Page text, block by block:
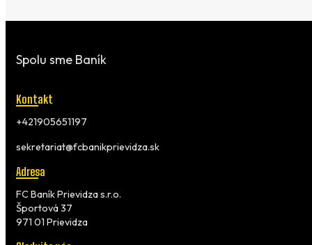
Spolu sme Baník
Kontakt
+421905651197
sekretariat@fcbanikprievidza.sk
Adresa
FC Baník Prievidza s.r.o.
Športová 37
971 01 Prievidza